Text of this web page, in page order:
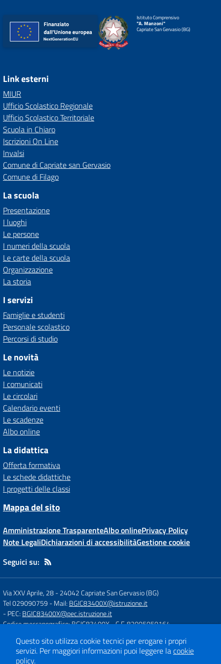
Istituto Comprensivo
"A. Manzoni"
Capriate San Gervasio (BG)
Link esterni
MIUR
Ufficio Scolastico Regionale
Ufficio Scolastico Territoriale
Scuola in Chiaro
Iscrizioni On Line
Invalsi
Comune di Capriate san Gervasio
Comune di Filago
La scuola
Presentazione
I luoghi
Le persone
I numeri della scuola
Le carte della scuola
Organizzazione
La storia
I servizi
Famiglie e studenti
Personale scolastico
Percorsi di studio
Le novità
Le notizie
I comunicati
Le circolari
Calendario eventi
Le scadenze
Albo online
La didattica
Offerta formativa
Le schede didattiche
I progetti delle classi
Mappa del sito
Amministrazione TrasparenteAlbo onlinePrivacy Policy
Note LegaliDichiarazioni di accessibilitàGestione cookie
Seguici su:
Via XXV Aprile, 28-24042 Capriate San Gervasio (BG)
Tel 029090759 - Mail: BGIC83400X@istruzione.it
- PEC: BGIC83400X@pec.istruzione.it
Codice meccanografico: BGIC83400X- C.F. 82005050164
Concept & Design by
Designers Italia
Questo sito utilizza cookie tecnici per erogare i propri
servizi. Per maggiori informazioni puoi leggere lacookie
policy.